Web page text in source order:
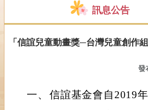
訊息公告
「信誼兒童動畫獎─台灣兒童創作組
發
一、 信誼基金會自2019